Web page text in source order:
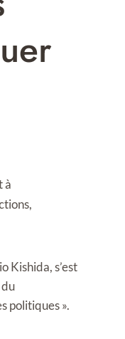
à
Kishida, s’est
politiques ».